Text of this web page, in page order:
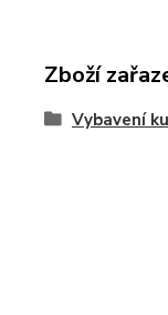
Zboží
Vybavení